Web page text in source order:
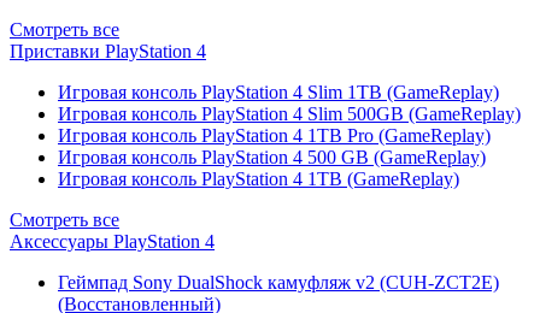
Смотреть все
Приставки PlayStation 4
Игровая консоль PlayStation 4 Slim 1TB (GameReplay)
Игровая консоль PlayStation 4 Slim 500GB (GameReplay)
Игровая консоль PlayStation 4 1TB Pro (GameReplay)
Игровая консоль PlayStation 4 500 GB (GameReplay)
Игровая консоль PlayStation 4 1TB (GameReplay)
Смотреть все
Аксессуары PlayStation 4
Геймпад Sony DualShock камуфляж v2 (CUH-ZCT2E)
(Восстановленный)